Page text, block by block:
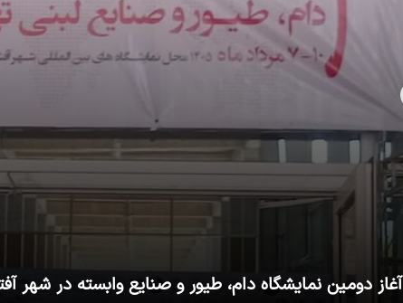
آغاز دومین نمایشگاه دام، طیور و صنایع وابسته در شهر